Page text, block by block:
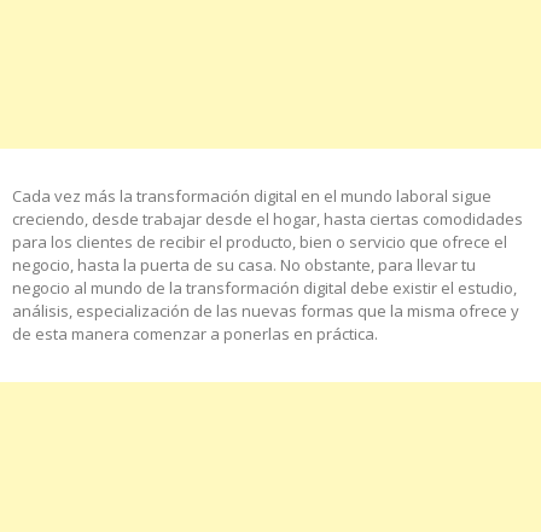
Cada vez más la transformación digital en el mundo laboral sigue
creciendo, desde trabajar desde el hogar, hasta ciertas comodidades
para los clientes de recibir el producto, bien o servicio que ofrece el
negocio, hasta la puerta de su casa. No obstante, para llevar tu
negocio al mundo de la transformación digital debe existir el estudio,
análisis, especialización de las nuevas formas que la misma ofrece y
de esta manera comenzar a ponerlas en práctica.